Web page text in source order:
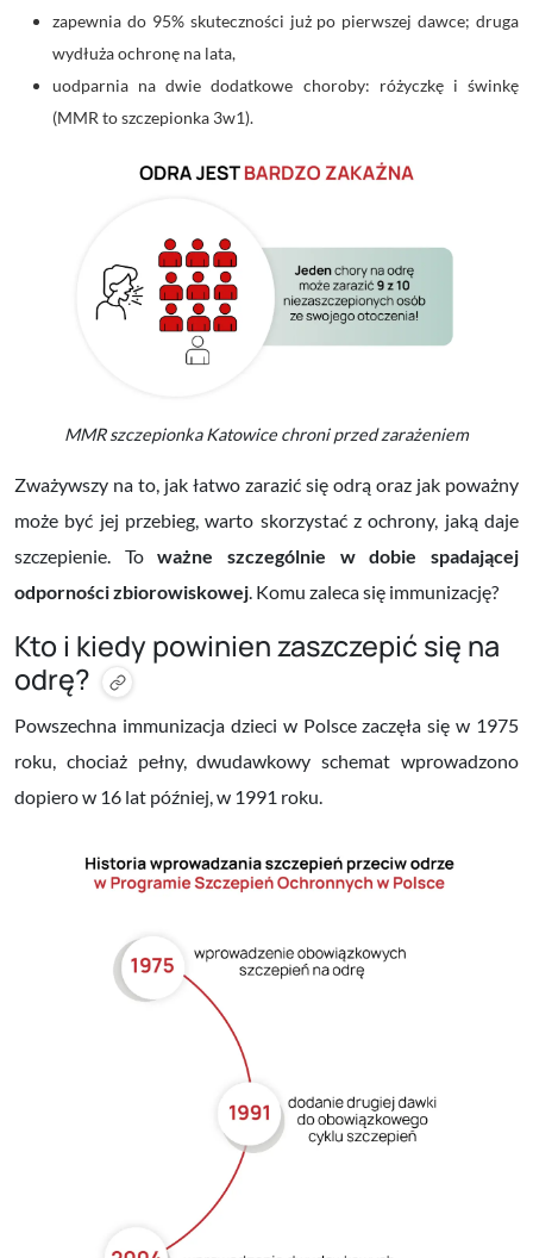
zapewnia do 95% skuteczności już po pierwszej dawce; druga
wydłuża ochronę na lata,
uodparnia na dwie dodatkowe choroby: różyczkę i świnkę
(MMR to szczepionka 3w1).
MMR szczepionka Katowice chroni przed zarażeniem
Zważywszy na to, jak łatwo zarazić się odrą oraz jak poważny
może być jej przebieg, warto skorzystać z ochrony, jaką daje
szczepienie. Toważne szczególnie w dobie spadającej
odporności zbiorowiskowej. Komu zaleca się immunizację?
Kto i kiedy powinien zaszczepić się na
odrę?
Powszechna immunizacja dzieci w Polsce zaczęła się w 1975
roku, chociaż pełny, dwudawkowy schemat wprowadzono
dopiero w 16 lat później, w 1991 roku.